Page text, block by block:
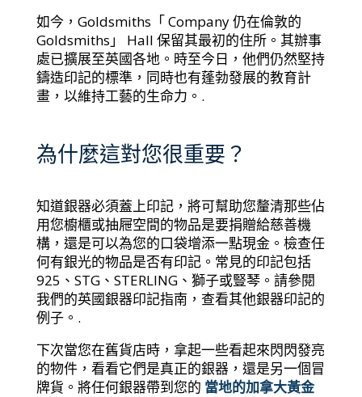
如今，Goldsmiths「 Company 仍在倫敦的
Goldsmiths」 Hall 保留其最初的住所。其辦事
處已擴展至英國各地。時至今日，他們仍然堅持
鑄造印記的標準，同時也有蓬勃發展的教育計
畫，以維持工藝的生命力。.
為什麼這對您很重要？
知道銀器必須蓋上印記，將可幫助您釐清那些佔
用您櫥櫃或抽屜空間的物品是要捐贈給慈善機
構，還是可以為您的口袋增添一點現金。檢查任
何有銀光的物品是否有印記。常見的印記包括
925、STG、STERLING、獅子或豎琴。請參閱
我們的英國銀器印記指南，查看其他銀器印記的
例子。.
下次當您在舊貨店時，拿起一些看起來閃閃發亮
的物件，看看它們是真正的銀器，還是另一個冒
牌貨。將任何銀器帶到您的 當地的加拿大黃金